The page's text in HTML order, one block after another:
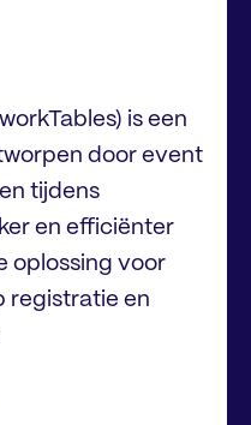
is een
door event
tijdens
en efficiënter
oplossing voor
registratie en